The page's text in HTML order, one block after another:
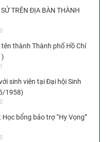
TRÊN ĐỊA BÀN THÀNH
thành Thành phố Hồ Chí
sinh viên tại Đại hội Sinh
1958)
bổng bảo trợ “Hy Vọng”